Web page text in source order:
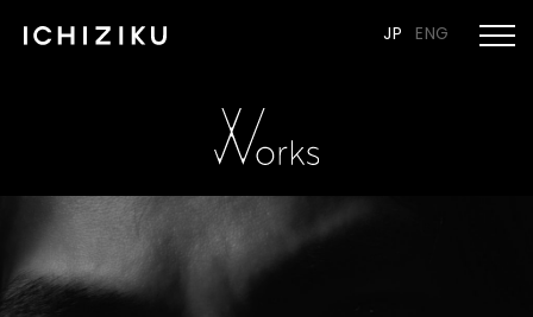
JP ENG